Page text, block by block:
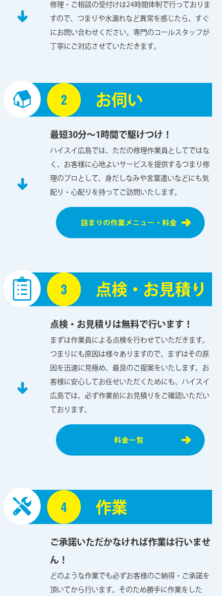
修理・ご相談の受付けは24時間体制で行っておりま
すので、つまりや水漏れなど異常を感じたら、すぐ
にお問い合わせください。専門のコールスタッフが
丁寧にご対応させていただきます。
お伺い
最短30分～1時間で駆けつけ！
ハイスイ広島では、ただの修理作業員としてではな
く、お客様に心地よいサービスを提供するつまり修
理のプロとして、身だしなみや言葉遣いなどにも気
配り・心配りを持ってご訪問いたします。
点検・お見積り
点検・お見積りは無料で行います！
まずは作業員による点検を行わせていただきます。
つまりにも原因は様々ありますので、まずはその原
因を迅速に見極め、最良のご提案をいたします。お
客様に安心してお任せいただくためにも、ハイスイ
広島では、必ず作業前にお見積りをご確認いただい
ております。
作業
ご承諾いただかなければ作業は行いませ
ん！
どのような作業でも必ずお客様のご納得・ご承諾を
頂いてから行います。そのため勝手に作業をした